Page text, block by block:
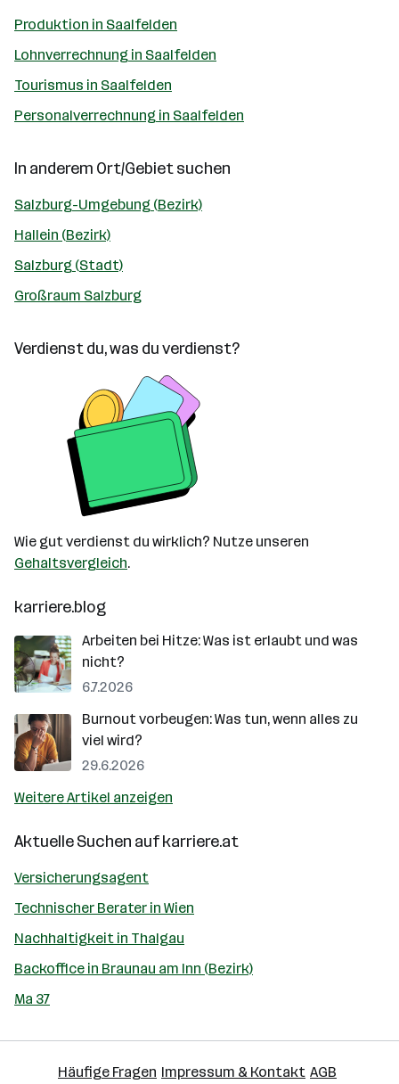
Produktion in Saalfelden
Lohnverrechnung in Saalfelden
Tourismus in Saalfelden
Personalverrechnung in Saalfelden
In anderem Ort/Gebiet suchen
Salzburg-Umgebung (Bezirk)
Hallein (Bezirk)
Salzburg (Stadt)
Großraum Salzburg
Verdienst du, was du verdienst?
Wie gut verdienst du wirklich? Nutze unseren
Gehaltsvergleich.
karriere.blog
Arbeiten bei Hitze: Was ist erlaubt und was
nicht?
6.7.2026
Burnout vorbeugen: Was tun, wenn alles zu
viel wird?
29.6.2026
Weitere Artikel anzeigen
Aktuelle Suchen aufkarriere.at
Versicherungsagent
Technischer Berater in Wien
Nachhaltigkeit in Thalgau
Backoffice in Braunau am Inn (Bezirk)
Ma 37
Häufige Fragen Impressum & Kontakt AGB